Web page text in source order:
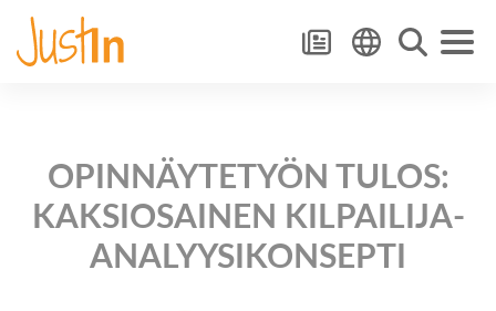
OPINNÄYTETYÖN TULOS:
KAKSIOSAINEN KILPAILIJA-
ANALYYSIKONSEPTI